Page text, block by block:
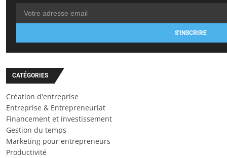
S'INSCRIRE
CATÉGORIES
Création d'entreprise
Entreprise & Entrepreneuriat
Financement et investissement
Gestion du temps
Marketing pour entrepreneurs
Productivité